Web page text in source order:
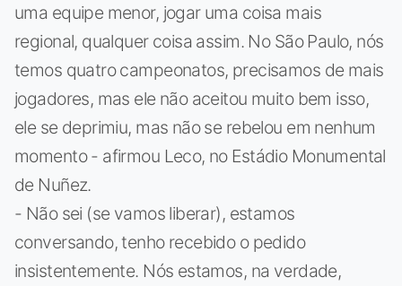
uma equipe menor, jogar uma coisa mais
regional, qualquer coisa assim. No São Paulo, nós
temos quatro campeonatos, precisamos de mais
jogadores, mas ele não aceitou muito bem isso,
ele se deprimiu, mas não se rebelou em nenhum
momento - afirmou Leco, no Estádio Monumental
de Nuñez.
- Não sei (se vamos liberar), estamos
conversando, tenho recebido o pedido
insistentemente. Nós estamos, na verdade,